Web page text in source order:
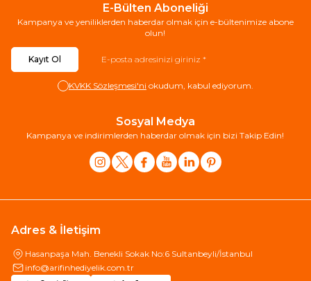
E-Bülten Aboneliği
Kampanya ve yeniliklerden haberdar olmak için e-bültenimize abone
olun!
Kayıt Ol
KVKK Sözleşmesi'ni okudum, kabul ediyorum.
Sosyal Medya
Kampanya ve indirimlerden haberdar olmak için bizi Takip Edin!
Adres & İletişim
Hasanpaşa Mah. Benekli Sokak No:6 Sultanbeyli/İstanbul
info@arifinhediyelik.com.tr